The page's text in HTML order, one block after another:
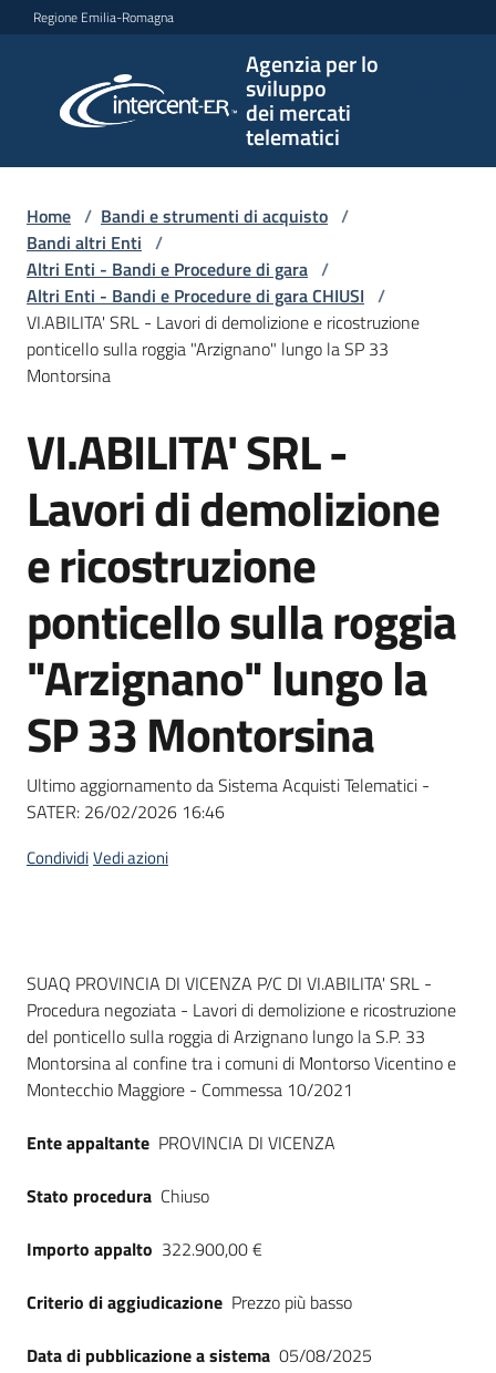
Vai al contenuto
Vai alla navigazione
Vai al footer
Regione Emilia-Romagna
Agenzia per lo
sviluppo
dei mercati
telematici
per lo
sviluppo
telematici
L'Agenzia
e
strumenti
acquisto
Piattaforme
telematiche
Seguici
su
Home / Bandi e strumenti di acquisto /
Bandi altri Enti /
Altri Enti - Bandi e Procedure di gara /
Altri Enti - Bandi e Procedure di gara CHIUSI /
VI.ABILITA' SRL - Lavori di demolizione e ricostruzione
ponticello sulla roggia "Arzignano" lungo la SP 33
Montorsina
Salta al contenuto
VI.ABILITA' SRL -
Lavori di demolizione
e ricostruzione
ponticello sulla roggia
"Arzignano" lungo la
SP 33 Montorsina
Ultimo aggiornamento da Sistema Acquisti Telematici -
SATER: 26/02/2026 16:46
CondividiVedi azioni
Dati del bando
SUAQ PROVINCIA DI VICENZA P/C DI VI.ABILITA' SRL -
Procedura negoziata - Lavori di demolizione e ricostruzione
del ponticello sulla roggia di Arzignano lungo la S.P. 33
Montorsina al confine tra i comuni di Montorso Vicentino e
Montecchio Maggiore - Commessa 10/2021
Ente appaltante PROVINCIA DI VICENZA
Stato procedura Chiuso
Importo appalto 322.900,00 €
Criterio di aggiudicazione Prezzo più basso
Data di pubblicazione a sistema 05/08/2025